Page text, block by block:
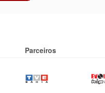
Parceiros